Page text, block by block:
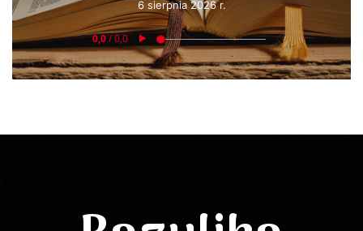
6 sierpnia 2026 r.